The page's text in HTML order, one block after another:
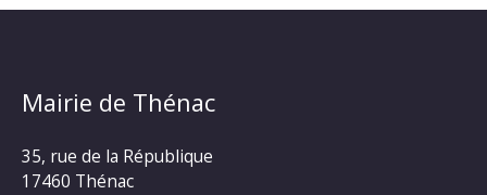
Mairie de Thénac
35, rue de la République
17460 Thénac